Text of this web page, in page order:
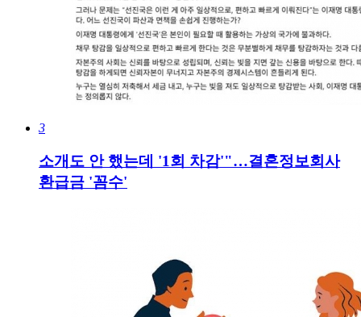
3
소개도 안 했는데 '1회 차감'"…결혼정보회사
환급금 '꼼수'